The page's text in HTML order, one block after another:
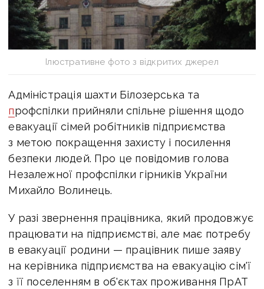
Ілюстративне фото з відкритих джерел
Адміністрація шахти Білозерська та
профспілки прийняли спільне рішення щодо
евакуації сімей робітників підприємства
з метою покращення захисту і посилення
безпеки людей. Про це повідомив голова
Незалежної профспілки гірників України
Михайло Волинець.
У разі звернення працівника, який продовжує
працювати на підприємстві, але має потребу
в евакуації родини — працівник пише заяву
на керівника підприємства на евакуацію сім'ї
з її поселенням в об'єктах проживання ПрАТ